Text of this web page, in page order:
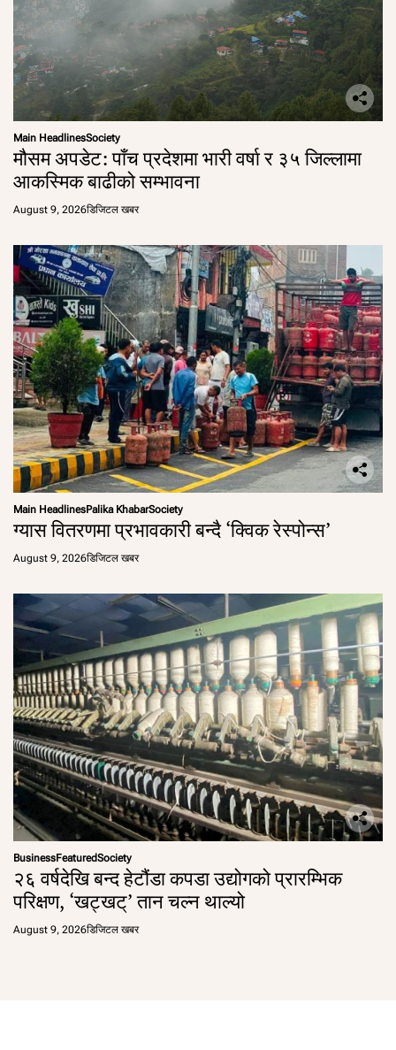
Main HeadlinesSociety
मौसम अपडेट: पाँच प्रदेशमा भारी वर्षा र ३५ जिल्लामा
आकस्मिक बाढीको सम्भावना
August 9, 2026डिजिटल खबर
Main HeadlinesPalika KhabarSociety
ग्यास वितरणमा प्रभावकारी बन्दै ‘क्विक रेस्पोन्स’
August 9, 2026डिजिटल खबर
BusinessFeaturedSociety
२६ वर्षदेखि बन्द हेटौंडा कपडा उद्योगको प्रारम्भिक
परिक्षण, ‘खट्खट्’ तान चल्न थाल्यो
August 9, 2026डिजिटल खबर